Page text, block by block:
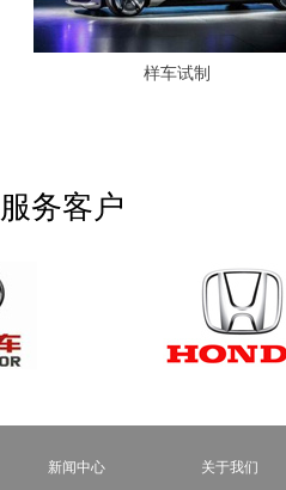
样车试制
服务客户
新闻中心 关于我们